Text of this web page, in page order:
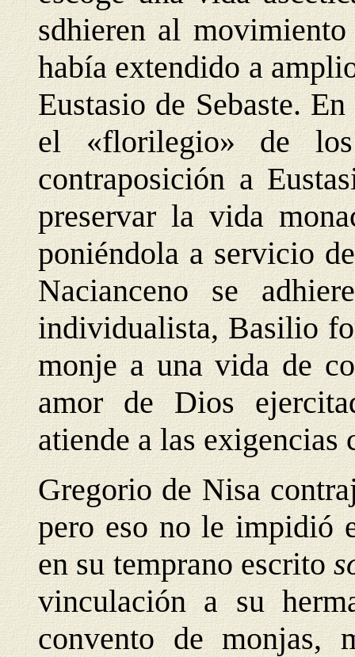
sdhieren al
había extendido a
Eustasio de Sebaste.
el «florilegio» de
contraposición a
preservar la vida
poniéndola a servicio
Nacianceno se
individualista, Basilio
monje a una vida de
amor de Dios
atiende a las
Gregorio de Nisa
pero eso no le impidió
en su temprano escrito
vinculación a su
convento de monjas,